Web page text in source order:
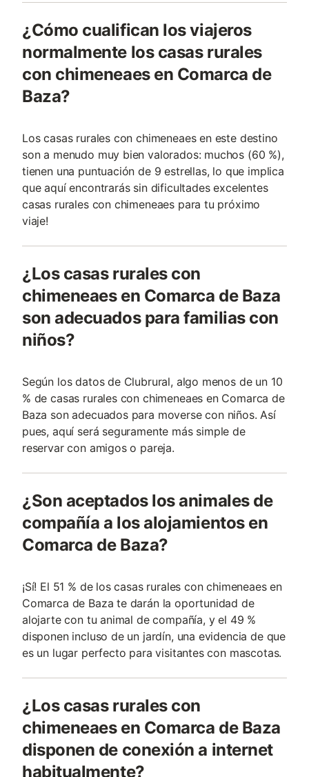
¿Cómo cualifican los viajeros
normalmente los casas rurales
con chimeneaes en Comarca de
Baza?
Los casas rurales con chimeneaes en este destino
son a menudo muy bien valorados: muchos (60 %),
tienen una puntuación de 9 estrellas, lo que implica
que aquí encontrarás sin dificultades excelentes
casas rurales con chimeneaes para tu próximo
viaje!
¿Los casas rurales con
chimeneaes en Comarca de Baza
son adecuados para familias con
niños?
Según los datos de Clubrural, algo menos de un 10
% de casas rurales con chimeneaes en Comarca de
Baza son adecuados para moverse con niños. Así
pues, aquí será seguramente más simple de
reservar con amigos o pareja.
¿Son aceptados los animales de
compañía a los alojamientos en
Comarca de Baza?
¡Sí! El 51 % de los casas rurales con chimeneaes en
Comarca de Baza te darán la oportunidad de
alojarte con tu animal de compañía, y el 49 %
disponen incluso de un jardín, una evidencia de que
es un lugar perfecto para visitantes con mascotas.
¿Los casas rurales con
chimeneaes en Comarca de Baza
disponen de conexión a internet
habitualmente?